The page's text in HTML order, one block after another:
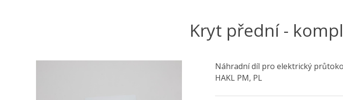
Kryt přední -
Náhradní díl pro elektrický
HAKL PM, PL